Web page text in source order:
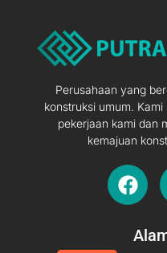
Perusahaan yang
konstruksi umum.
pekerjaan kami dan
kemajuan
F
a
e